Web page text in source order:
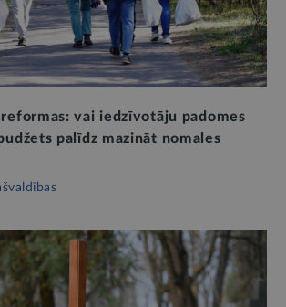
reformas: vai iedzīvotāju padomes
palīdz mazināt nomales